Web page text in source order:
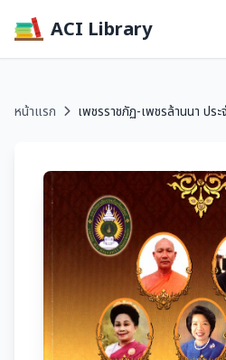
ACI Library
หน้าแรก เพชรราชภัฏ-เพชรล้านนา ปร